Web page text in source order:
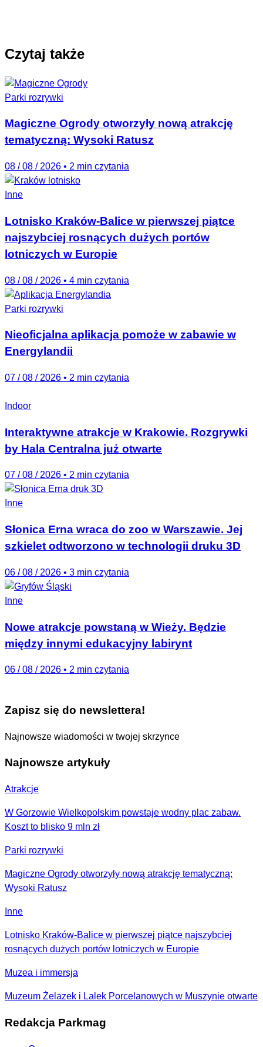
Czytaj także
Parki rozrywki
Magiczne Ogrody otworzyły nową atrakcję
tematyczną: Wysoki Ratusz
08 / 08 / 2026 • 2 min czytania
Inne
Lotnisko Kraków-Balice w pierwszej piątce
najszybciej rosnących dużych portów
lotniczych w Europie
08 / 08 / 2026 • 4 min czytania
Parki rozrywki
Nieoficjalna aplikacja pomoże w zabawie w
Energylandii
07 / 08 / 2026 • 2 min czytania
Indoor
Interaktywne atrakcje w Krakowie. Rozgrywki
by Hala Centralna już otwarte
07 / 08 / 2026 • 2 min czytania
Inne
Słonica Erna wraca do zoo w Warszawie. Jej
szkielet odtworzono w technologii druku 3D
06 / 08 / 2026 • 3 min czytania
Inne
Nowe atrakcje powstaną w Wieży. Będzie
między innymi edukacyjny labirynt
06 / 08 / 2026 • 2 min czytania
Zapisz się do newslettera!
Najnowsze wiadomości w twojej skrzynce
Najnowsze artykuły
Atrakcje
W Gorzowie Wielkopolskim powstaje wodny plac zabaw.
Koszt to blisko 9 mln zł
Parki rozrywki
Magiczne Ogrody otworzyły nową atrakcję tematyczną:
Wysoki Ratusz
Inne
Lotnisko Kraków-Balice w pierwszej piątce najszybciej
rosnących dużych portów lotniczych w Europie
Muzea i immersja
Muzeum Żelazek i Lalek Porcelanowych w Muszynie otwarte
Redakcja Parkmag